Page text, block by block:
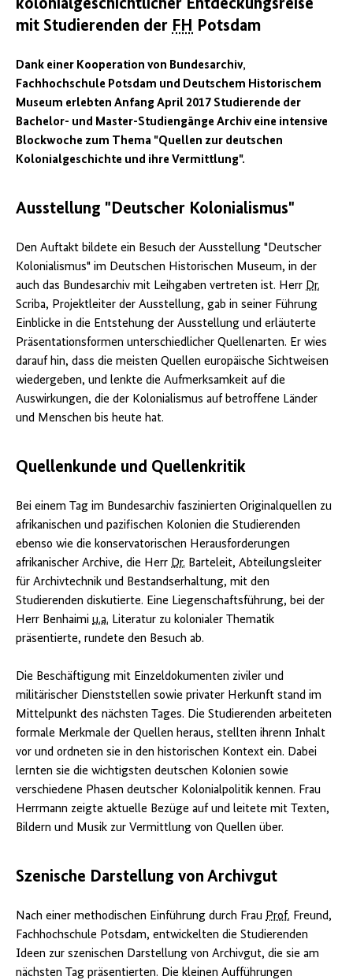
Museum,
Quelle:
Esser
kolonialgeschichtlicher Entdeckungsreise
mit Studierenden der FH Potsdam
Dank einer Kooperation von Bundesarchiv,
Fachhochschule Potsdam und Deutschem Historischem
Museum erlebten Anfang April 2017 Studierende der
Bachelor- und Master-Studiengänge Archiv eine intensive
Blockwoche zum Thema "Quellen zur deutschen
Kolonialgeschichte und ihre Vermittlung".
Ausstellung "Deutscher Kolonialismus"
Den Auftakt bildete ein Besuch der Ausstellung "Deutscher
Kolonialismus" im Deutschen Historischen Museum, in der
auch das Bundesarchiv mit Leihgaben vertreten ist. Herr Dr.
Scriba, Projektleiter der Ausstellung, gab in seiner Führung
Einblicke in die Entstehung der Ausstellung und erläuterte
Präsentationsformen unterschiedlicher Quellenarten. Er wies
darauf hin, dass die meisten Quellen europäische Sichtweisen
wiedergeben, und lenkte die Aufmerksamkeit auf die
Auswirkungen, die der Kolonialismus auf betroffene Länder
und Menschen bis heute hat.
Quellenkunde und Quellenkritik
Bei einem Tag im Bundesarchiv faszinierten Originalquellen zu
afrikanischen und pazifischen Kolonien die Studierenden
ebenso wie die konservatorischen Herausforderungen
afrikanischer Archive, die Herr Dr. Barteleit, Abteilungsleiter
für Archivtechnik und Bestandserhaltung, mit den
Studierenden diskutierte. Eine Liegenschaftsführung, bei der
Herr Benhaimi u.a. Literatur zu kolonialer Thematik
präsentierte, rundete den Besuch ab.
Die Beschäftigung mit Einzeldokumenten ziviler und
militärischer Dienststellen sowie privater Herkunft stand im
Mittelpunkt des nächsten Tages. Die Studierenden arbeiteten
formale Merkmale der Quellen heraus, stellten ihrenn Inhalt
vor und ordneten sie in den historischen Kontext ein. Dabei
lernten sie die wichtigsten deutschen Kolonien sowie
verschiedene Phasen deutscher Kolonialpolitik kennen. Frau
Herrmann zeigte aktuelle Bezüge auf und leitete mit Texten,
Bildern und Musik zur Vermittlung von Quellen über.
Szenische Darstellung von Archivgut
Nach einer methodischen Einführung durch Frau Prof. Freund,
Fachhochschule Potsdam, entwickelten die Studierenden
Ideen zur szenischen Darstellung von Archivgut, die sie am
nächsten Tag präsentierten. Die kleinen Aufführungen